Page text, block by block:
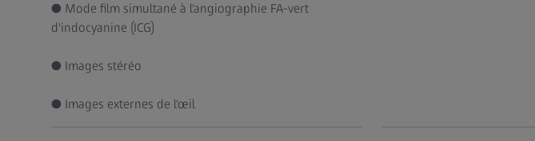
● Mode film simultané à l'angiographie FA-vert
d'indocyanine (ICG)
● Images stéréo
● Images externes de l'œil